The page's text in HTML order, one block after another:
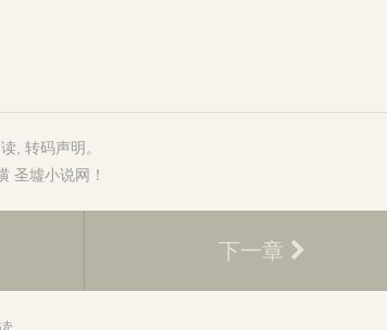
, 转码声明 。
圣墟小说网 ！
下一章